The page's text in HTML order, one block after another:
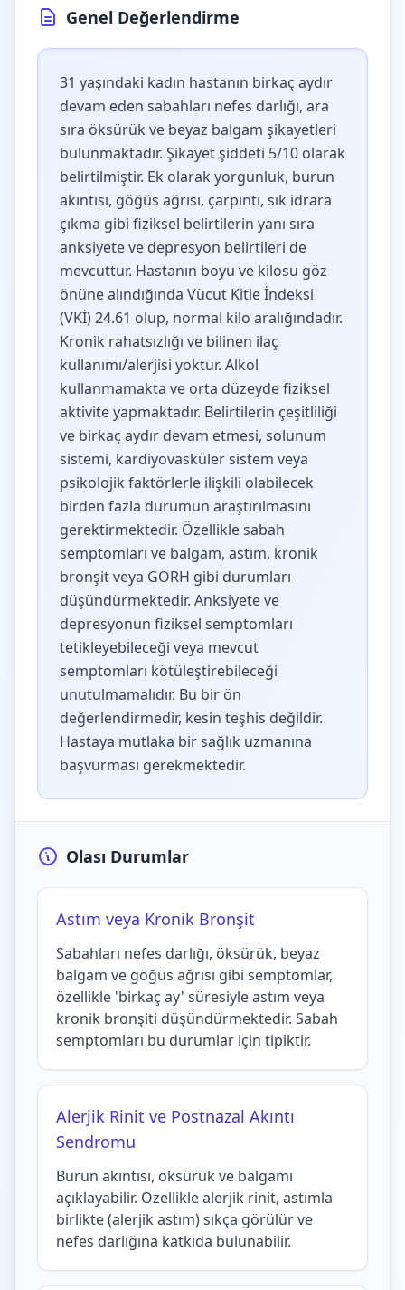
Genel Değerlendirme
31 yaşındaki kadın hastanın birkaç aydır
devam eden sabahları nefes darlığı, ara
sıra öksürük ve beyaz balgam şikayetleri
bulunmaktadır. Şikayet şiddeti 5/10 olarak
belirtilmiştir. Ek olarak yorgunluk, burun
akıntısı, göğüs ağrısı, çarpıntı, sık idrara
çıkma gibi fiziksel belirtilerin yanı sıra
anksiyete ve depresyon belirtileri de
mevcuttur. Hastanın boyu ve kilosu göz
önüne alındığında Vücut Kitle İndeksi
(VKİ) 24.61 olup, normal kilo aralığındadır.
Kronik rahatsızlığı ve bilinen ilaç
kullanımı/alerjisi yoktur. Alkol
kullanmamakta ve orta düzeyde fiziksel
aktivite yapmaktadır. Belirtilerin çeşitliliği
ve birkaç aydır devam etmesi, solunum
sistemi, kardiyovasküler sistem veya
psikolojik faktörlerle ilişkili olabilecek
birden fazla durumun araştırılmasını
gerektirmektedir. Özellikle sabah
semptomları ve balgam, astım, kronik
bronşit veya GÖRH gibi durumları
düşündürmektedir. Anksiyete ve
depresyonun fiziksel semptomları
tetikleyebileceği veya mevcut
semptomları kötüleştirebileceği
unutulmamalıdır. Bu bir ön
değerlendirmedir, kesin teşhis değildir.
Hastaya mutlaka bir sağlık uzmanına
başvurması gerekmektedir.
Olası Durumlar
Astım veya Kronik Bronşit
Sabahları nefes darlığı, öksürük, beyaz
balgam ve göğüs ağrısı gibi semptomlar,
özellikle 'birkaç ay' süresiyle astım veya
kronik bronşiti düşündürmektedir. Sabah
semptomları bu durumlar için tipiktir.
Alerjik Rinit ve Postnazal Akıntı
Sendromu
Burun akıntısı, öksürük ve balgamı
açıklayabilir. Özellikle alerjik rinit, astımla
birlikte (alerjik astım) sıkça görülür ve
nefes darlığına katkıda bulunabilir.